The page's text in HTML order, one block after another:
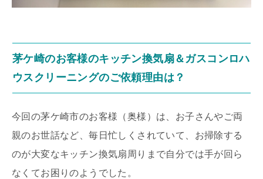
茅ケ崎のお客様のキッチン換気扇＆ガスコンロハ
ウスクリーニングのご依頼理由は？
今回の茅ケ崎市のお客様（奥様）は、お子さんやご両
親のお世話など、毎日忙しくされていて、お掃除する
のが大変なキッチン換気扇周りまで自分では手が回ら
なくてお困りのようでした。